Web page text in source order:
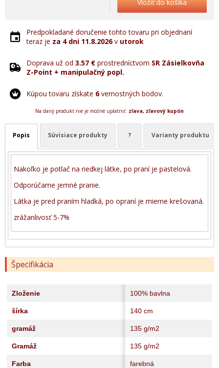
Vložiť do košíka
Predpokladané doručenie tohto tovaru pri objednaní
teraz je za 4 dni 11.8.2026v utorok
Doprava už od 3.57 € prostredníctvom SR Zásielkovňa
Z-Point + manipulačný popl.
Kúpou tovaru získate 6vernostných bodov.
Na daný produkt nie je možné uplatniť: zľava, zľavový kupón
Popis Súvisiace produkty ? Varianty produktu
Nakoľko je potlač na riedkej látke, po praní je pastelová.
Odporúčame jemné pranie.
Látka je pred praním hladká, po opraní je mierne krešovaná.
zrážanlivosť 5-7%
Špecifikácia
Zloženie 100% bavlna
šírka 140 cm
gramáž 135 g/m2
Gramáž 135 g/m2
Farba farebná